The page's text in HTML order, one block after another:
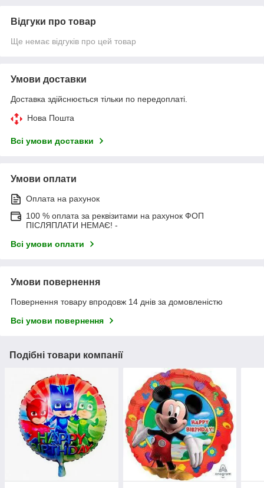
Відгуки про товар
Ще немає відгуків про цей товар
Умови доставки
Доставка здійснюється тільки по передоплаті.
Нова Пошта
Всі умови доставки
Умови оплати
Оплата на рахунок
100 % оплата за реквізитами на рахунок ФОП
ПІСЛЯПЛАТИ НЕМАЄ! -
Всі умови оплати
Умови повернення
Повернення товару впродовж 14 днів за домовленістю
Всі умови повернення
Подібні товари компанії